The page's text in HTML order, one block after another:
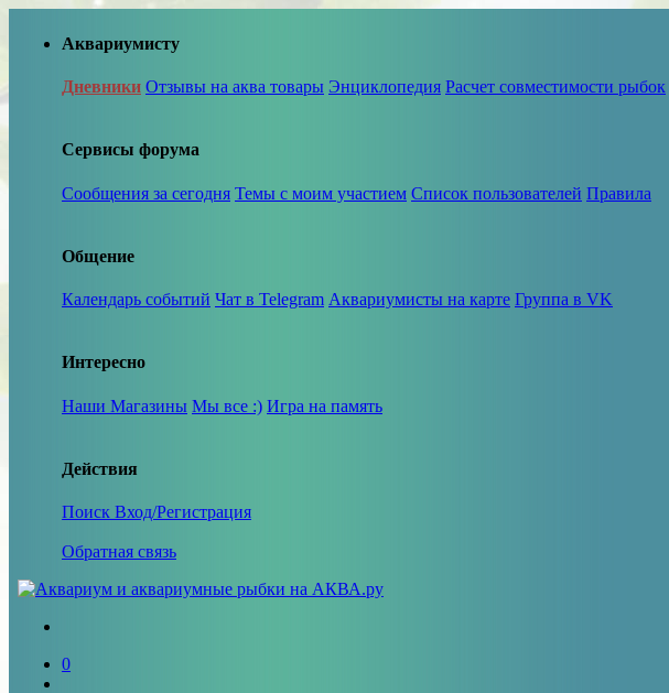
Аквариумисту
Дневники Отзывы на аква товары Энциклопедия Расчет совместимости рыбок
Сервисы форума
Сообщения за сегодня Темы с моим участием Список пользователей Правила
Общение
Календарь событий Чат в Telegram Аквариумисты на карте Группа в VK
Интересно
Наши Магазины Мы все :) Игра на память
Действия
Поиск Вход/Регистрация
Обратная связь
0